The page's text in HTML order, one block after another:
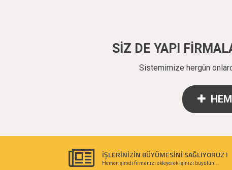
SİZ DE YAPI
Sistemimize hergün
İŞLERİNİZİN BÜYÜMESİNİ SAĞLIYORUZ !
Hemen şimdi firmanızı ekleyerek işinizi büyütün...